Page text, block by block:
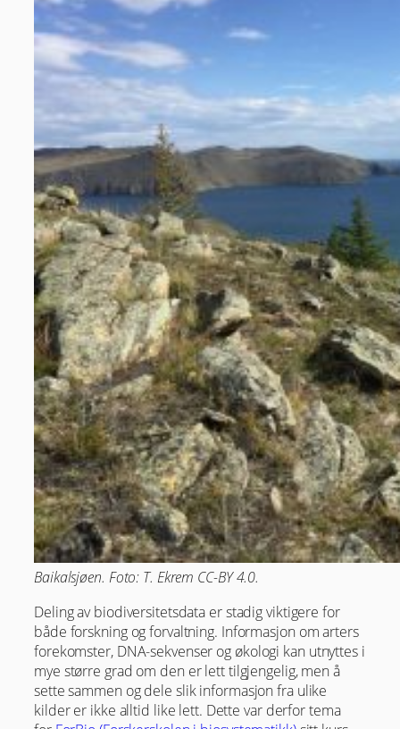
Baikalsjøen. Foto: T. Ekrem CC-BY 4.0.
Deling av biodiversitetsdata er stadig viktigere for
både forskning og forvaltning. Informasjon om arters
forekomster, DNA-sekvenser og økologi kan utnyttes i
mye større grad om den er lett tilgjengelig, men å
sette sammen og dele slik informasjon fra ulike
kilder er ikke alltid like lett. Dette var derfor tema